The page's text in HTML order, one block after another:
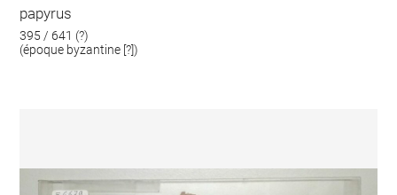
papyrus
395 / 641 (?)
(époque byzantine [?])